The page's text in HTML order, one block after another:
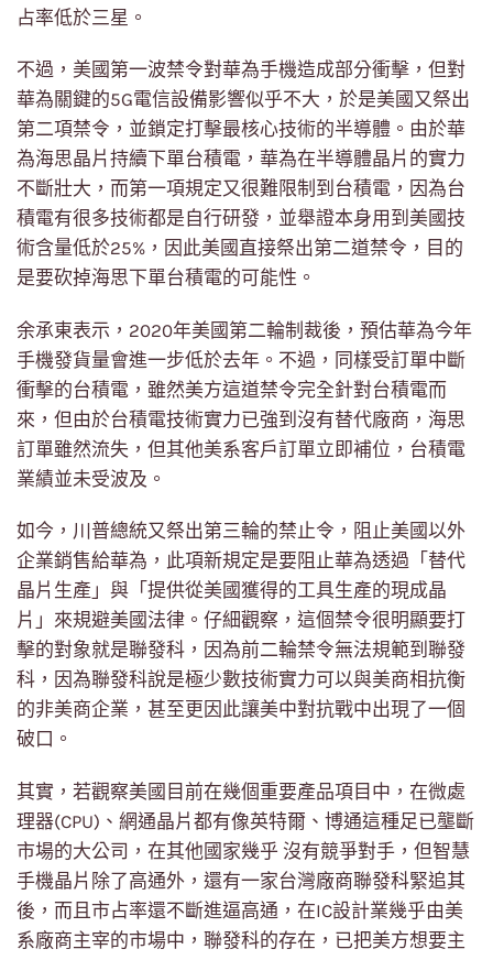
占率低於三星。
不過，美國第一波禁令對華為手機造成部分衝擊，但對
華為關鍵的5G電信設備影響似乎不大，於是美國又祭出
第二項禁令，並鎖定打擊最核心技術的半導體。由於華
為海思晶片持續下單台積電，華為在半導體晶片的實力
不斷壯大，而第一項規定又很難限制到台積電，因為台
積電有很多技術都是自行研發，並舉證本身用到美國技
術含量低於25%，因此美國直接祭出第二道禁令，目的
是要砍掉海思下單台積電的可能性。
余承東表示，2020年美國第二輪制裁後，預估華為今年
手機發貨量會進一步低於去年。不過，同樣受訂單中斷
衝擊的台積電，雖然美方這道禁令完全針對台積電而
來，但由於台積電技術實力已強到沒有替代廠商，海思
訂單雖然流失，但其他美系客戶訂單立即補位，台積電
業績並未受波及。
如今，川普總統又祭出第三輪的禁止令，阻止美國以外
企業銷售給華為，此項新規定是要阻止華為透過「替代
晶片生產」與「提供從美國獲得的工具生產的現成晶
片」來規避美國法律。仔細觀察，這個禁令很明顯要打
擊的對象就是聯發科，因為前二輪禁令無法規範到聯發
科，因為聯發科說是極少數技術實力可以與美商相抗衡
的非美商企業，甚至更因此讓美中對抗戰中出現了一個
破口。
其實，若觀察美國目前在幾個重要產品項目中，在微處
理器(CPU)、網通晶片都有像英特爾、博通這種足已壟斷
市場的大公司，在其他國家幾乎 沒有競爭對手，但智慧
手機晶片除了高通外，還有一家台灣廠商聯發科緊追其
後，而且市占率還不斷進逼高通，在IC設計業幾乎由美
系廠商主宰的市場中，聯發科的存在，已把美方想要主